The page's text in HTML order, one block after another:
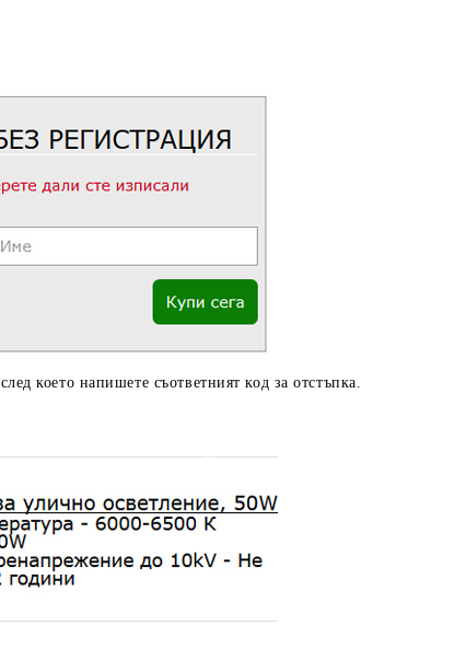
което напишете съответният код за отстъпка.